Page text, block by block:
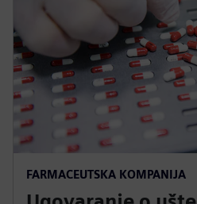
FARMACEUTSKA KOMPANIJA